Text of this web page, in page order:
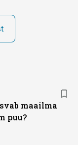
maailma
puu?